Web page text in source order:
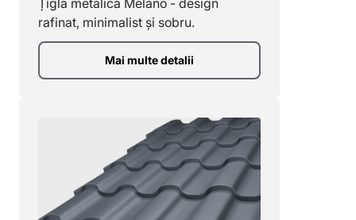
Țiglă metalică Melano - design
rafinat, minimalist și sobru.
Mai multe detalii